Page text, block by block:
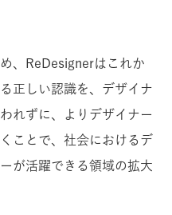
、ReDesignerはこれか
正しい認識を、デザイナ
れずに、よりデザイナー
ことで、社会におけるデ
が活躍できる領域の拡大